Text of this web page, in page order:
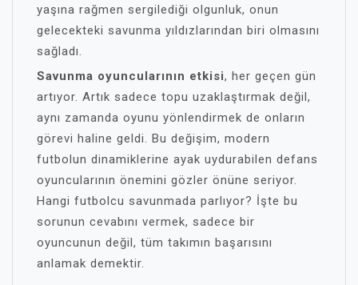
yaşına rağmen sergilediği olgunluk, onun
gelecekteki savunma yıldızlarından biri olmasını
sağladı.
Savunma oyuncularının etkisi, her geçen gün
artıyor. Artık sadece topu uzaklaştırmak değil,
aynı zamanda oyunu yönlendirmek de onların
görevi haline geldi. Bu değişim, modern
futbolun dinamiklerine ayak uydurabilen defans
oyuncularının önemini gözler önüne seriyor.
Hangi futbolcu savunmada parlıyor? İşte bu
sorunun cevabını vermek, sadece bir
oyuncunun değil, tüm takımın başarısını
anlamak demektir.